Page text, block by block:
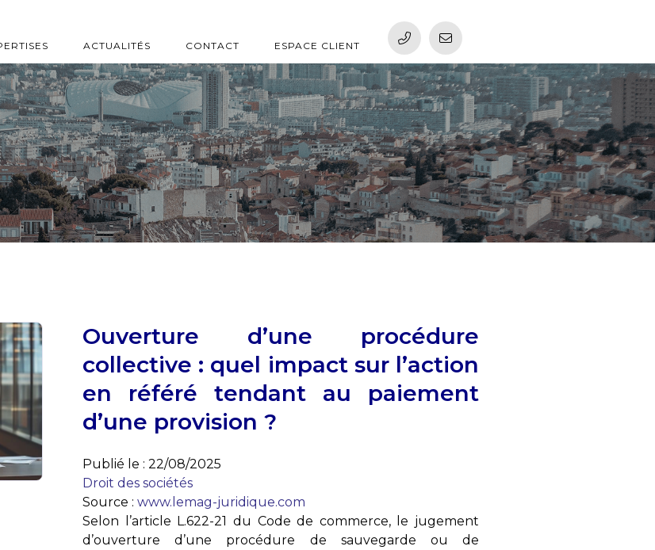
ACTUALITÉS CONTACT ESPACE CLIENT
Ouverture d’une procédure
collective : quel impact sur l’action
en référé tendant au paiement
d’une provision ?
Publié le : 22/08/2025
Droit des sociétés
Source : www.lemag-juridique.com
Selon l’article L.622-21 du Code de commerce, le jugement
d’ouverture d’une procédure de sauvegarde ou de